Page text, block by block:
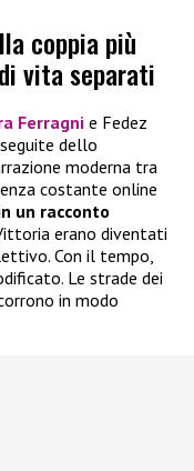
coppia più
vita separati
Ferragni e Fedez
dello
moderna tra
costante online
un racconto
erano diventati
Con il tempo,
Le strade dei
in modo